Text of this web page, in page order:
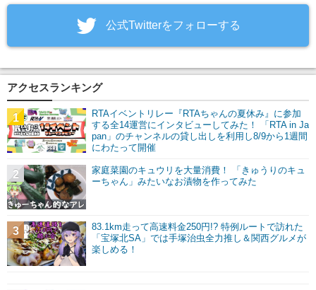
‎公式Twitterをフォローする
アクセスランキング
RTAイベントリレー『RTAちゃんの夏休み』に参加
する全14運営にインタビューしてみた！ 「RTA in Ja
pan」のチャンネルの貸し出しを利用し8/9から1週間
にわたって開催
1
家庭菜園のキュウリを大量消費！ 「きゅうりのキュ
ーちゃん」みたいなお漬物を作ってみた
2
83.1km走って高速料金250円!? 特例ルートで訪れた
「宝塚北SA」では手塚治虫全力推し＆関西グルメが
楽しめる！
3